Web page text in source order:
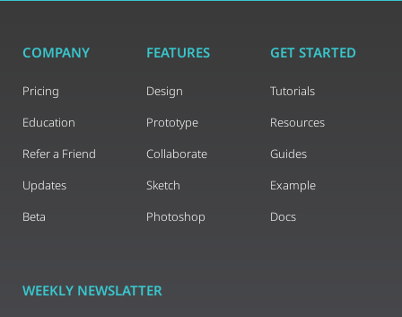
COMPANY
Pricing
Education
Refer a Friend
Updates
Beta
FEATURES
Design
Prototype
Collaborate
Sketch
Photoshop
GET STARTED
Tutorials
Resources
Guides
Example
Docs
WEEKLY NEWSLATTER